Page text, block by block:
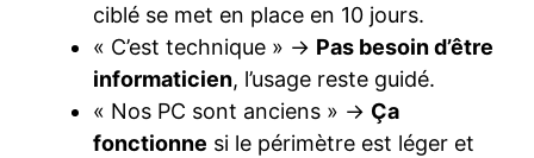
ciblé se met en place en 10 jours.
« C’est technique » → Pas besoin d’être
informaticien, l’usage reste guidé.
« Nos PC sont anciens » → Ça
fonctionne si le périmètre est léger et